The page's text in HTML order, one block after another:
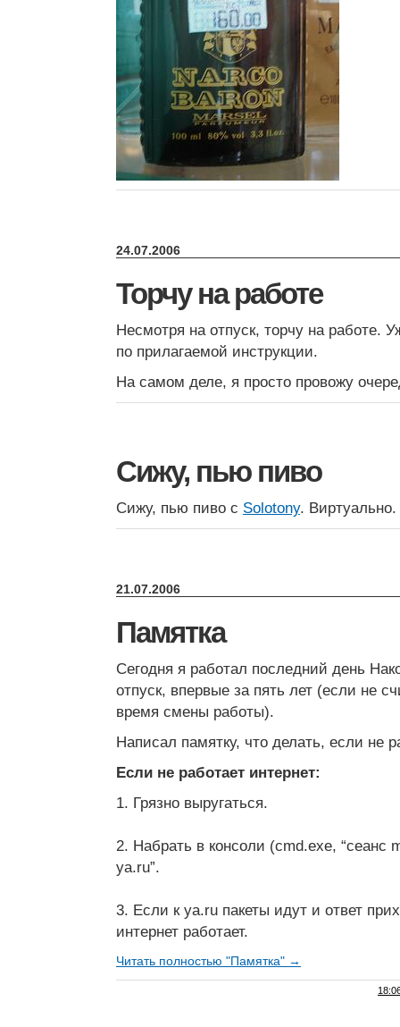
24.07.2006
Торчу на работе
Несмотря на отпуск, торчу на работе.
по прилагаемой инструкции.
На самом деле, я просто провожу
Сижу, пью пиво
Сижу, пью пиво с Solotony. Виртуально.
21.07.2006
Памятка
Сегодня я работал последний день
отпуск, впервые за пять лет (если не
время смены работы).
Написал памятку, что делать, если не
Если не работает интернет:
1. Грязно выругаться.
2. Набрать в консоли (cmd.exe, “сеанс
ya.ru”.
3. Если к ya.ru пакеты идут и ответ
интернет работает.
Читать полностью "Памятка" →